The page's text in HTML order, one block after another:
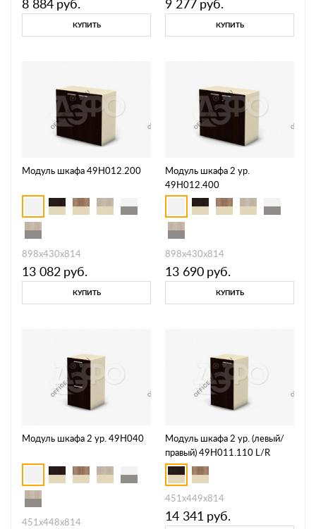
КУПИТЬ КУПИТЬ
Модуль шкафа 49H012.200
898х430х814
13 082 руб.
КУПИТЬ
Модуль шкафа 2 ур.
49H012.400
898х430х814
13 690 руб.
КУПИТЬ
Модуль шкафа 2 ур. 49H040
451х448х814
Модуль шкафа 2 ур. (левый/
правый) 49H011.110 L/R
451х449х814
14 341 руб.